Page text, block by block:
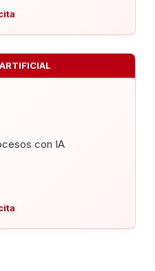
con IA